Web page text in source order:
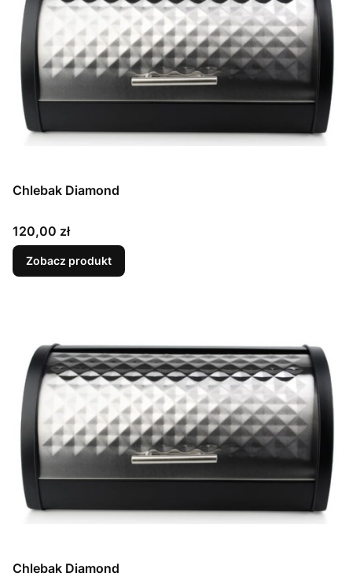
Chlebak Diamond
Cena
120,00 zł
Zobacz produkt
Chlebak Diamond